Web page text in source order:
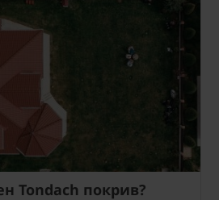
Tondach покрив?